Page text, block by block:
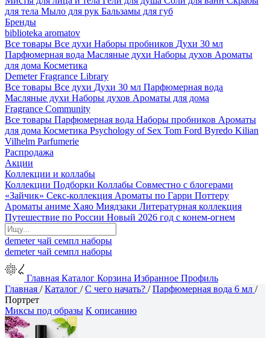
для тела Мыло для рук Бальзамы для губ
Бренды
biblioteka aromatov
Все товары Все духи Наборы пробников Духи 30 мл
Парфюмерная вода Масляные духи Наборы духов Ароматы
для дома Косметика
Demeter Fragrance Library
Все товары Все духи Духи 30 мл Парфюмерная вода
Масляные духи Наборы духов Ароматы для дома
Fragrance Community
Все товары Парфюмерная вода Наборы пробников Ароматы
для дома Косметика Psychology of Sex Tom Ford Byredo Kilian
Vilhelm Parfumerie
Распродажа
Акции
Коллекции и коллабы
Коллекции Подборки Коллабы Совместно с блогерами
«Зайчик» Секс-коллекция Ароматы по Гарри Поттеру
Ароматы аниме Хаяо Миядзаки Литературная коллекция
Путешествие по России Новый 2026 год с конем-огнем
demeterчай семпл наборы
demeterчай семпл наборы
Главная Каталог Корзина Избранное Профиль
Главная /Каталог /С чего начать? /Парфюмерная вода 6 мл /
Портрет
Миксы под образы К описанию